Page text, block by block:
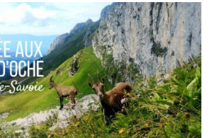
BARRAGE DE LA GRANDE
Blog,Europe